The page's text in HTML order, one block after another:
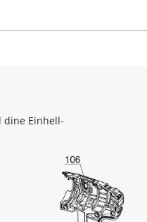
Powered by
dine Einhell-